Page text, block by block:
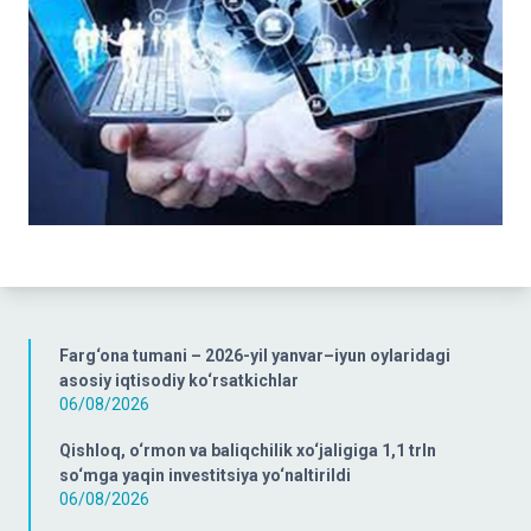
Farg‘ona tumani – 2026-yil yanvar–iyun oylaridagi
asosiy iqtisodiy ko‘rsatkichlar
06/08/2026
Qishloq, o‘rmon va baliqchilik xo‘jaligiga 1,1 trln
so‘mga yaqin investitsiya yo‘naltirildi
06/08/2026